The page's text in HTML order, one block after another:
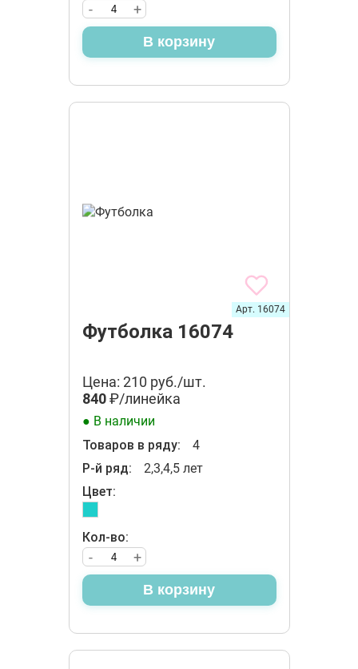
+
-
В корзину
Футболка 16074
Арт. 16074
Цена: 210 руб./шт.
840₽/линейка
● В наличии
Товаров в ряду:
4
Р-й ряд:
2,3,4,5 лет
Цвет:
Кол-во:
+
-
В корзину